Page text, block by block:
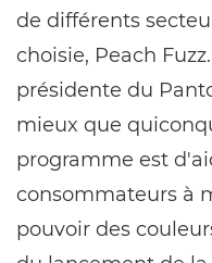
de différents
choisie, Peach
présidente du
mieux que
programme est
consommateurs à
pouvoir des